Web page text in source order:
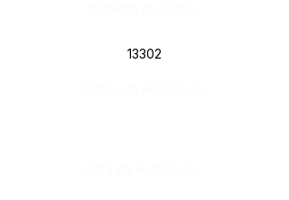
13302